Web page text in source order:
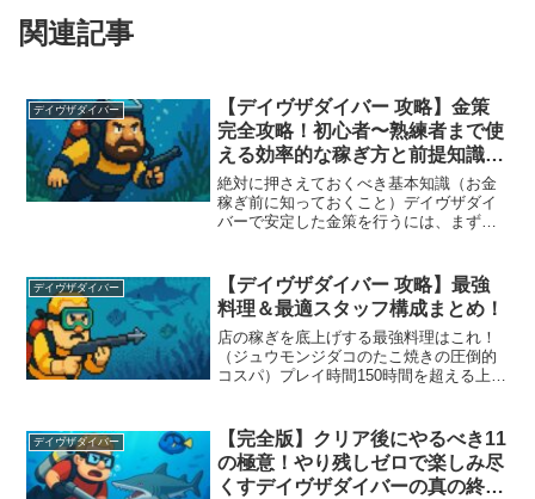
関連記事
デイヴザダイバー
【デイヴザダイバー 攻略】金策
完全攻略！初心者〜熟練者まで使
える効率的な稼ぎ方と前提知識ま
とめ
絶対に押さえておくべき基本知識（お金
稼ぎ前に知っておくこと）デイヴザダイ
バーで安定した金策を行うには、まず前
で効率が一気に変わるポイントを4つ紹介
します。まず1つ目は魚...
デイヴザダイバー
【デイヴザダイバー 攻略】最強
料理＆最適スタッフ構成まとめ！
店の稼ぎを底上げする最強料理はこれ！
（ジュウモンジダコのたこ焼きの圧倒的
コスパ）プレイ時間150時間を超える上級
この料理の優秀なポイントは以下の通り
です： コスト：...
デイヴザダイバー
【完全版】クリア後にやるべき11
の極意！やり残しゼロで楽しみ尽
くすデイヴザダイバーの真の終盤